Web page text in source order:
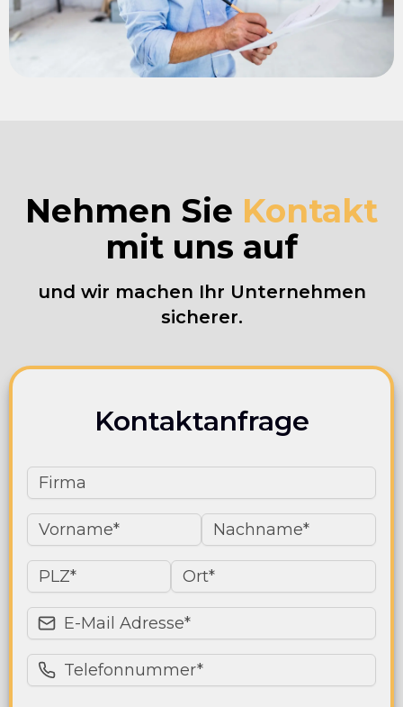
Nehmen Sie Kontakt
mit uns auf
und wir machen Ihr Unternehmen
sicherer.
Kontaktanfrage